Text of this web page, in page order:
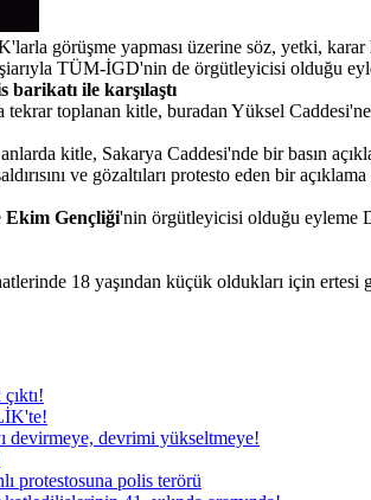
görüşme yapması üzerine söz, yetki,
TÜM-İGD'nin de örgütleyicisi olduğu
ile karşılaştı
toplanan kitle, buradan Yüksel
kitle, Sakarya Caddesi'nde bir basın
ve gözaltıları protesto eden bir açıklama
Ekim Gençliği'nin örgütleyicisi olduğu eyleme
18 yaşından küçük oldukları için ertesi
devirmeye, devrimi yükseltmeye!
protestosuna polis terörü